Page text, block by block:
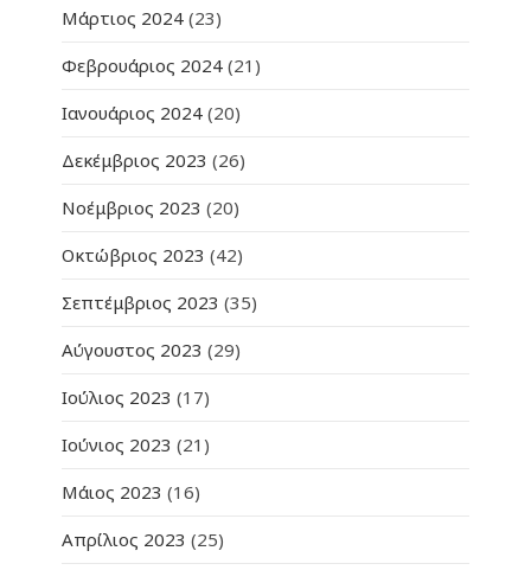
Μάρτιος 2024 (23)
Φεβρουάριος 2024 (21)
Ιανουάριος 2024 (20)
Δεκέμβριος 2023 (26)
Νοέμβριος 2023 (20)
Οκτώβριος 2023 (42)
Σεπτέμβριος 2023 (35)
Αύγουστος 2023 (29)
Ιούλιος 2023 (17)
Ιούνιος 2023 (21)
Μάιος 2023 (16)
Απρίλιος 2023 (25)